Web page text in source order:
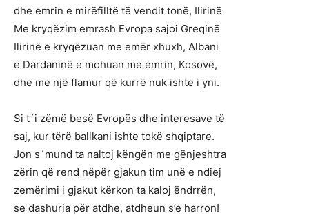
dhe emrin e mirëfilltë të vendit tonë, Ilirinë
Me kryqëzim emrash Evropa sajoi Greqinë
Ilirinë e kryqëzuan me emër xhuxh, Albani
e Dardaninë e mohuan me emrin, Kosovë,
dhe me një flamur që kurrë nuk ishte i yni.
Si t´i zëmë besë Evropës dhe interesave të
saj, kur tërë ballkani ishte tokë shqiptare.
Jon s´mund ta naltoj këngën me gënjeshtra
zërin që rend nëpër gjakun tim unë e ndiej
zemërimi i gjakut kërkon ta kaloj ëndrrën,
se dashuria për atdhe, atdheun s’e harron!